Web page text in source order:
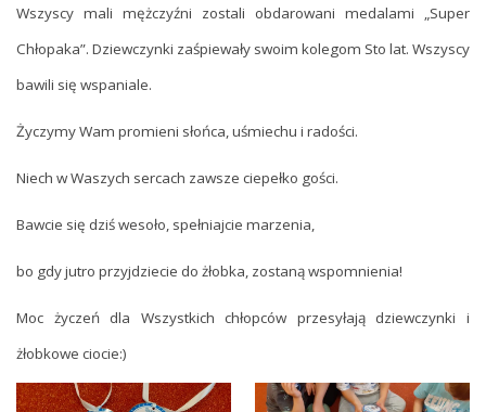
Wszyscy mali mężczyźni zostali obdarowani medalami „Super
Chłopaka”. Dziewczynki zaśpiewały swoim kolegom Sto lat. Wszyscy
bawili się wspaniale.
Życzymy Wam promieni słońca, uśmiechu i radości.
Niech w Waszych sercach zawsze ciepełko gości.
Bawcie się dziś wesoło, spełniajcie marzenia,
bo gdy jutro przyjdziecie do żłobka, zostaną wspomnienia!
Moc życzeń dla Wszystkich chłopców przesyłają dziewczynki i
żłobkowe ciocie:)